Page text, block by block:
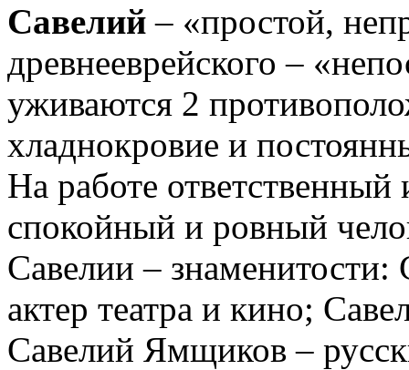
Савелий – «простой,
древнееврейского –
уживаются 2
хладнокровие и
На работе ответственный
спокойный и ровный
Савелии – знаменитости:
актер театра и кино;
Савелий Ямщиков –